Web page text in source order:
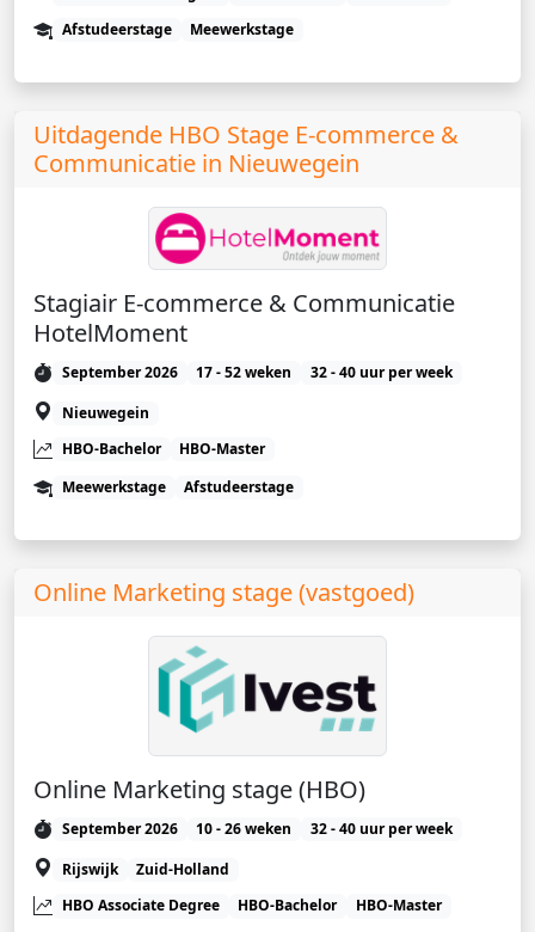
Afstudeerstage
Meewerkstage
Uitdagende HBO Stage E-commerce &
Communicatie in Nieuwegein
Stagiair E-commerce & Communicatie
HotelMoment
September 2026 17 - 52 weken
32 - 40 uur per week
Nieuwegein
HBO-Bachelor
HBO-Master
Meewerkstage
Afstudeerstage
Online Marketing stage (vastgoed)
Online Marketing stage (HBO)
September 2026 10 - 26 weken
32 - 40 uur per week
Rijswijk
Zuid-Holland
HBO Associate Degree
HBO-Bachelor
HBO-Master